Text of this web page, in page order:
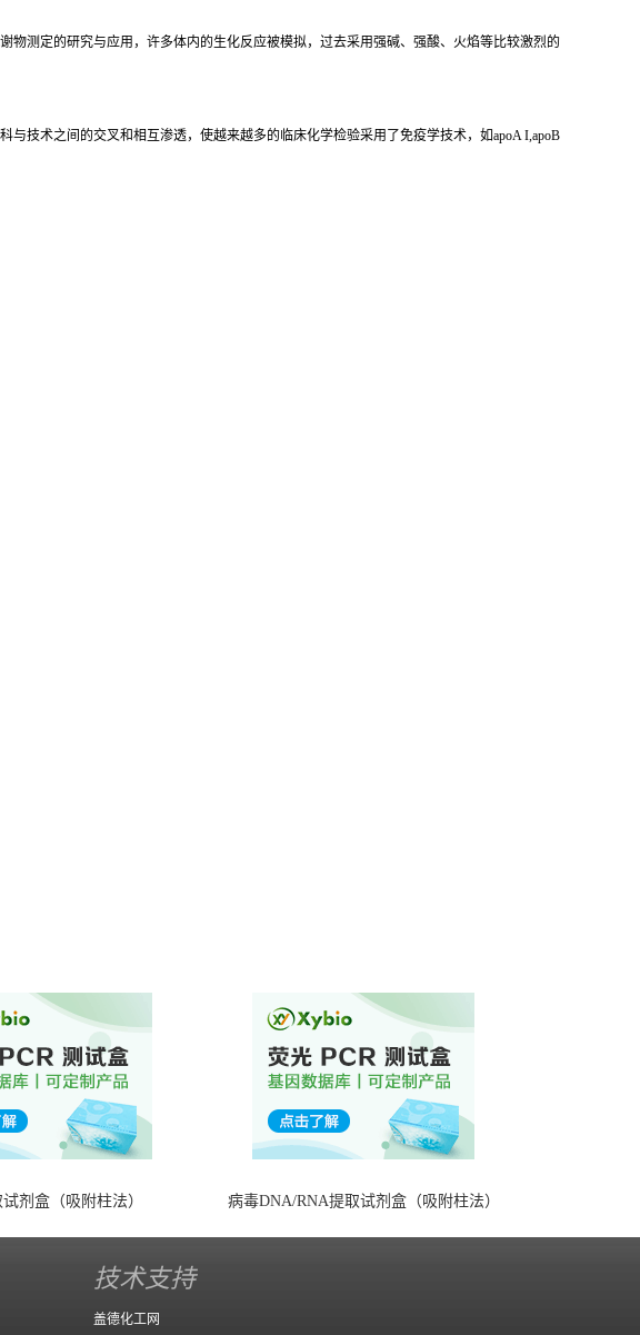
测定的研究与应用，许多体内的生化反应被模拟，过去采用强碱、强酸、火焰等比较激烈的
技术之间的交叉和相互渗透，使越来越多的临床化学检验采用了免疫学技术，如apoA I,apoB
剂盒（吸附柱法） 病毒DNA/RNA提取试剂盒（吸附柱法）
技术支持
盖德化工网